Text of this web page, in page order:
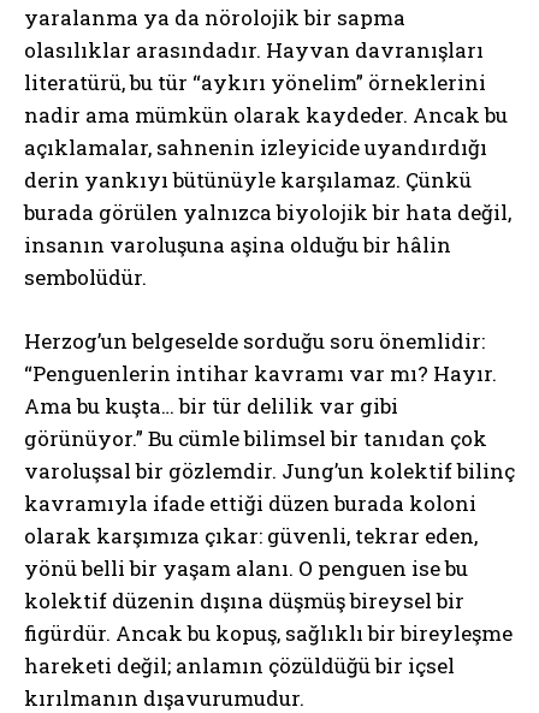
yaralanma ya da nörolojik bir sapma
olasılıklar arasındadır. Hayvan davranışları
literatürü, bu tür “aykırı yönelim” örneklerini
nadir ama mümkün olarak kaydeder. Ancak bu
açıklamalar, sahnenin izleyicide uyandırdığı
derin yankıyı bütünüyle karşılamaz. Çünkü
burada görülen yalnızca biyolojik bir hata değil,
insanın varoluşuna aşina olduğu bir hâlin
sembolüdür.
Herzog’un belgeselde sorduğu soru önemlidir:
“Penguenlerin intihar kavramı var mı? Hayır.
Ama bu kuşta… bir tür delilik var gibi
görünüyor.” Bu cümle bilimsel bir tanıdan çok
varoluşsal bir gözlemdir. Jung’un kolektif bilinç
kavramıyla ifade ettiği düzen burada koloni
olarak karşımıza çıkar: güvenli, tekrar eden,
yönü belli bir yaşam alanı. O penguen ise bu
kolektif düzenin dışına düşmüş bireysel bir
figürdür. Ancak bu kopuş, sağlıklı bir bireyleşme
hareketi değil; anlamın çözüldüğü bir içsel
kırılmanın dışavurumudur.